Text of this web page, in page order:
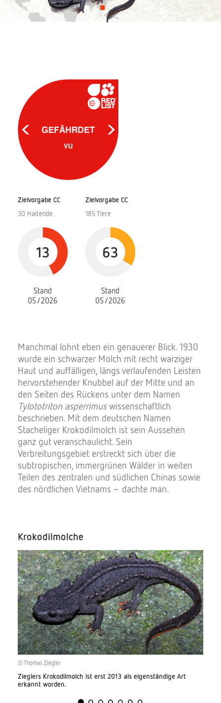
Zielvorgabe CC
30 Haltende
13
Stand
05/2026
Zielvorgabe CC
185 Tiere
63
Stand
05/2026
Manchmal lohnt eben ein genauerer Blick. 1930
wurde ein schwarzer Molch mit recht warziger
Haut und auffälligen, längs verlaufenden Leisten
hervorstehender Knubbel auf der Mitte und an
den Seiten des Rückens unter dem Namen
Tylototriton asperrimuswissenschaftlich
beschrieben. Mit dem deutschen Namen
Stacheliger Krokodilmolch ist sein Aussehen
ganz gut veranschaulicht. Sein
Verbreitungsgebiet erstreckt sich über die
subtropischen, immergrünen Wälder in weiten
Teilen des zentralen und südlichen Chinas sowie
des nördlichen Vietnams – dachte man.
Krokodilmolche
© Thomas Ziegler
Zieglers Krokodilmolch ist erst 2013 als eigenständige Art
erkannt worden.